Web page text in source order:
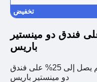
تخفيض
إلى 25% على فندق دو مينستير
باريس
احجز قبل نفاذ الكمية! استمتع بخصم يصل إلى 25% على فندق
دو مينستير باريس